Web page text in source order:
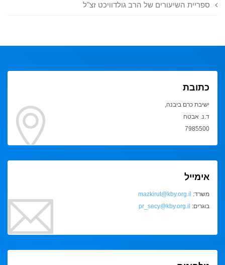
ספריית השיעורים של הרב גולדוויכט זצ"ל
כתובת
ישיבת כרם ביבנה,
ד.נ. אבטח
7985500
אימייל
משרד: mazkirut@kby.org.il
בוגרים: pr_secy@kby.org.il